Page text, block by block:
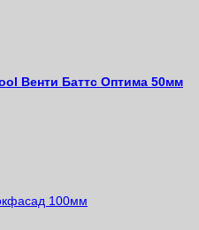
Венти Баттс Оптима 50мм